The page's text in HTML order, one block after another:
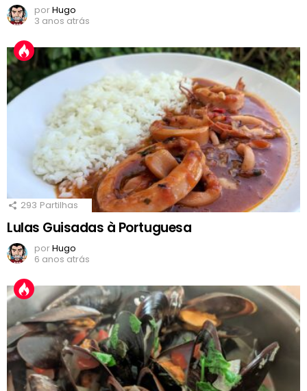
porHugo
3 anos atrás
293 Partilhas
Lulas Guisadas à Portuguesa
porHugo
6 anos atrás